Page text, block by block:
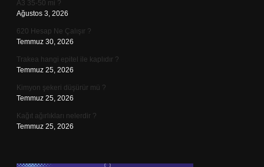
A3 35-50 mi ?
Ağustos 3, 2026
620 Hesap Ne Çalışır ?
Temmuz 30, 2026
Trakea hangi epitel ile kaplıdır ?
Temmuz 25, 2026
Kimyon şekeri düşürür mü ?
Temmuz 25, 2026
Kağıt ağırlıkları nelerdir ?
Temmuz 25, 2026